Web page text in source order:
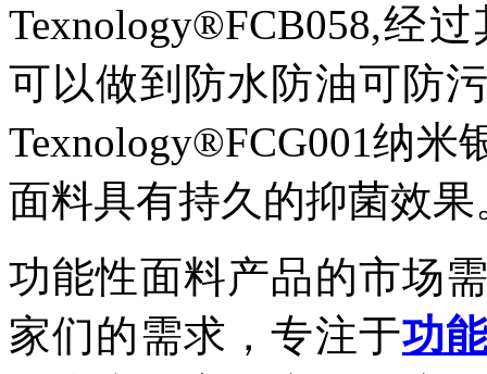
Texnology®FCB058,经
可以做到防水防油可防
Texnology®FCG001纳
面料具有持久的抑菌效果
功能性面料产品的市场
家们的需求，专注于功